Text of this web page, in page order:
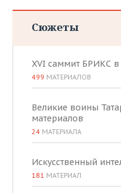
Сюжеты
XVI саммит БРИКС в
499 МАТЕРИАЛОВ
Великие воины
материалов
24 МАТЕРИАЛА
Искусственный
181 МАТЕРИАЛ